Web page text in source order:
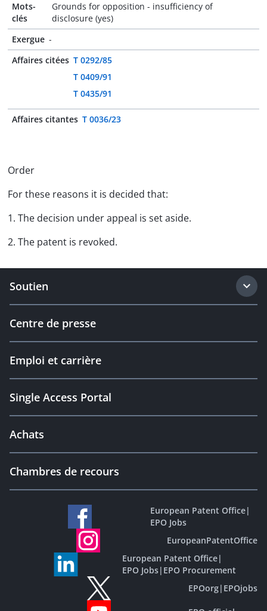
Mots-
clés
Grounds for opposition - insufficiency of
disclosure (yes)
Exergue -
Affaires citées T 0292/85
T 0409/91
T 0435/91
Affaires citantes T 0036/23
Order
For these reasons it is decided that:
1. The decision under appeal is set aside.
2. The patent is revoked.
Soutien
Centre de presse
Emploi et carrière
Single Access Portal
Achats
Chambres de recours
European Patent Office|
EPO Jobs
EuropeanPatentOffice
European Patent Office|
EPO Jobs| EPO Procurement
EPOorg| EPOjobs